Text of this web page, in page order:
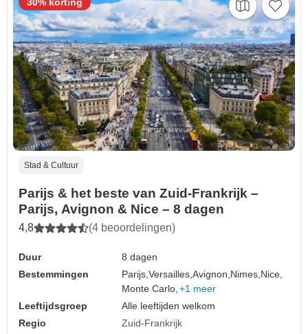
Stad & Cultuur
Parijs & het beste van Zuid-Frankrijk –
Parijs, Avignon & Nice – 8 dagen
4,8 (4 beoordelingen)
Duur
8 dagen
Bestemmingen
Parijs,Versailles,Avignon, Nimes, Nice,
Monte Carlo, +1 meer
Leeftijdsgroep
Alle leeftijden welkom
Regio
Zuid-Frankrijk